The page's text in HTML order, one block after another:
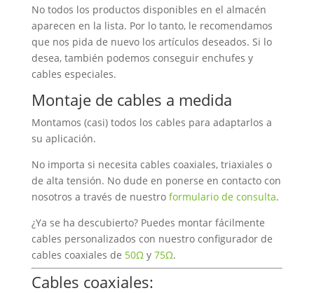
No todos los productos disponibles en el almacén
aparecen en la lista. Por lo tanto, le recomendamos
que nos pida de nuevo los artículos deseados. Si lo
desea, también podemos conseguir enchufes y
cables especiales.
Montaje de cables a medida
Montamos (casi) todos los cables para adaptarlos a
su aplicación.
No importa si necesita cables coaxiales, triaxiales o
de alta tensión. No dude en ponerse en contacto con
nosotros a través de nuestro formulario de consulta.
¿Ya se ha descubierto? Puedes montar fácilmente
cables personalizados con nuestro configurador de
cables coaxiales de 50Ωy 75Ω.
Cables coaxiales: